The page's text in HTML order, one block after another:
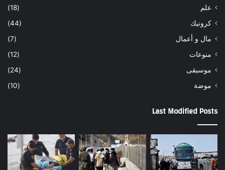
علم
(18)
كرونيك
(44)
مال و أعمال
(7)
منوعات
(12)
موسيقى
(24)
موضة
(10)
Last Modified Posts